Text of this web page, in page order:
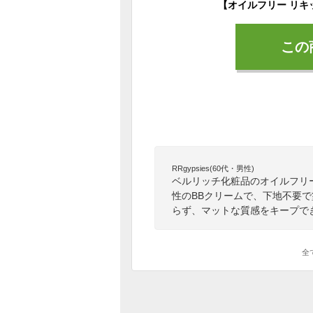
こ
RRgypsies(60代・男性)
ベルリッチ化粧品のオイルフ
性のBBクリームで、下地不要
らず、マットな質感をキープで
全